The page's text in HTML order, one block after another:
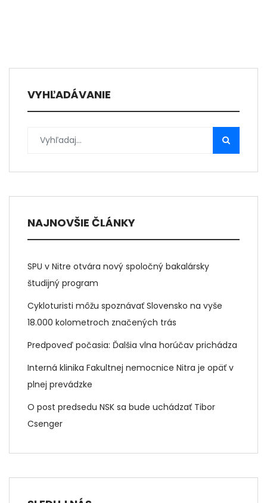
VYHĽADÁVANIE
NAJNOVŠIE ČLÁNKY
SPU v Nitre otvára nový spoločný bakalársky
študijný program
Cykloturisti môžu spoznávať Slovensko na vyše
18.000 kolometroch značených trás
Predpoveď počasia: Ďalšia vlna horúčav prichádza
Interná klinika Fakultnej nemocnice Nitra je opäť v
plnej prevádzke
O post predsedu NSK sa bude uchádzať Tibor
Csenger